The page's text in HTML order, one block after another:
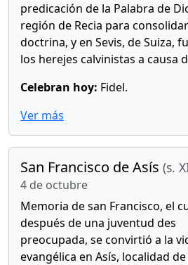
predicación de la Palabra de
región de Recia para
doctrina, y en Sevis, de Suiza,
los herejes calvinistas a causa
Celebran hoy: Fidel.
Ver más
San Francisco de Asís (s.
4 de octubre
Memoria de san Francisco, el
después de una juventud des
preocupada, se convirtió a la
evangélica en Asís, localidad